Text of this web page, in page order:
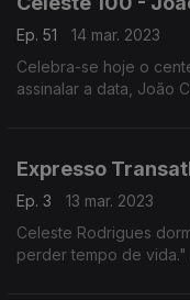
Ep. 51
14 mar. 2023
Celebra-se hoje o
assinalar a data, João
Expresso
Ep. 3
13 mar. 2023
Celeste Rodrigues
perder tempo de vida."